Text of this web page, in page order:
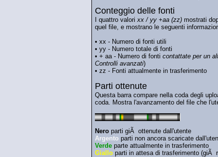
Conteggio delle fonti
I quattro valorixx / yy +aa (zz)mostrati
quel file, e mostrano le seguenti
• xx - Numero di fonti utili
• yy - Numero totale di fonti
• + aa - Numero di fonti contattate per un
Controlli avanzati)
• zz - Fonti attualmente in trasferimento
Parti ottenute
Questa barra compare nella coda degli
coda. Mostra l'avanzamento del file che
Neroparti giÃ ottenute dall'utente
Argentoparti non ancora scaricate
Verdeparte attualmente in trasferimento
Gialloparti in attesa di trasferimento (giÃ